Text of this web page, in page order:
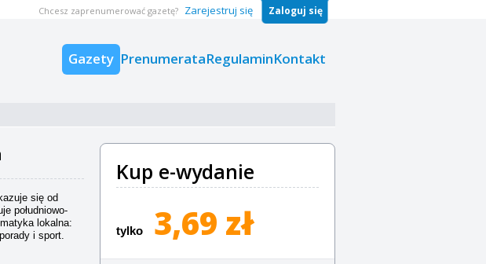
Gazety PrenumerataRegulaminKontakt
Chcesz zaprenumerować gazetę? Zarejestruj się Zaloguj się
się od
południowo-
lokalna:
i sport.
Kup e-wydanie
tylko 3,69 zł